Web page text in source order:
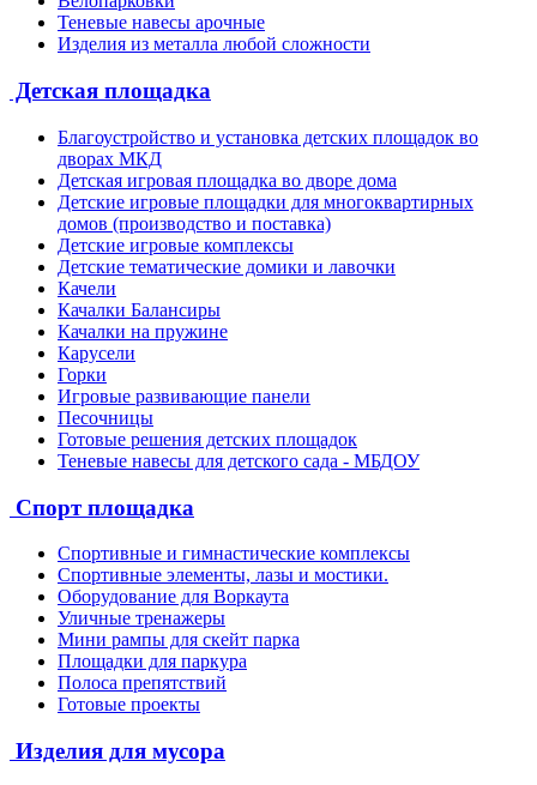
Теневые навесы арочные
Изделия из металла любой сложности
Детская площадка
Благоустройство и установка детских площадок во
дворах МКД
Детская игровая площадка во дворе дома
Детские игровые площадки для многоквартирных
домов (производство и поставка)
Детские игровые комплексы
Детские тематические домики и лавочки
Качели
Качалки Балансиры
Качалки на пружине
Карусели
Горки
Игровые развивающие панели
Песочницы
Готовые решения детских площадок
Теневые навесы для детского сада - МБДОУ
Спорт площадка
Спортивные и гимнастические комплексы
Спортивные элементы, лазы и мостики.
Оборудование для Воркаута
Уличные тренажеры
Мини рампы для скейт парка
Площадки для паркура
Полоса препятствий
Готовые проекты
Изделия для мусора